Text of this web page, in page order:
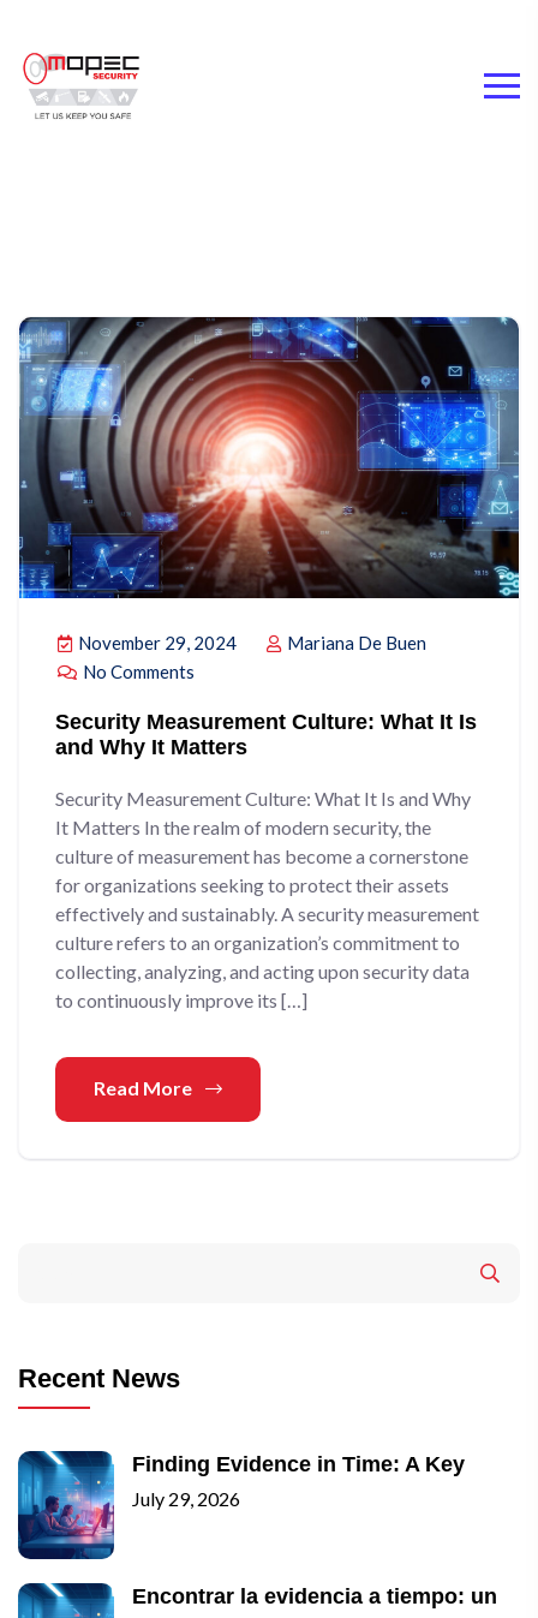
November 29, 2024
Mariana De Buen
No Comments
Security Measurement Culture: What It Is
and Why It Matters
Security Measurement Culture: What It Is and Why
It Matters In the realm of modern security, the
culture of measurement has become a cornerstone
for organizations seeking to protect their assets
effectively and sustainably. A security measurement
culture refers to an organization’s commitment to
collecting, analyzing, and acting upon security data
to continuously improve its […]
Read More
Recent News
Finding Evidence in Time: A Key
July 29, 2026
Encontrar la evidencia a tiempo: un